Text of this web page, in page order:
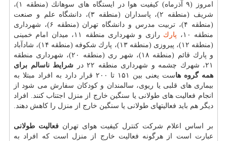
امروز (۹ آذرماه) كیفیت هوا در ایستگاه های سوهانك (منطقه ۱)،
شریف (منطقه ۲)، پاسداران (منطقه ۳)، دانشگاه علم و صنعت
(منطقه ۴)، تربیت مدرس و دانشگاه تهران (منطقه ۶)، شهرداری
منطقه ۱۰،
پارك
رازی و شهرداری منطقه ۱۱، میدان امام خمینی
(منطقه ۱۲)، پیروزی (منطقه ۱۳)، پارك شكوفه (منطقه ۱۴)، شادآباد
و پارك قائم (منطقه ۱۸)، شهر ری (منطقه ۲۰)، شهرداری منطقه
۲۱، شهرك چشمه و شهرداری منطقه ۲۲ در
شرایط ناسالم برای
همه گروه ها
ست یعنی بین ۱۵۱ تا ۲۰۰ قرار دارد به افراد مبتلا به
بیماری های قلبی یا ریوی، سالمندان و كودكان سفارش می شود از
انجام فعالیت های طولانی یا سنگین خارج از منزل اجتناب كنند. افراد
دیگر هم باید فعالیتهای طولانی یا سنگین خارج از منزل را كاهش دهند.
بر اساس اعلام شركت كنترل كیفیت هوای تهران فعالیت طولانی
عبارت است از هرگونه فعالیت خارج از منزل است كه افراد به